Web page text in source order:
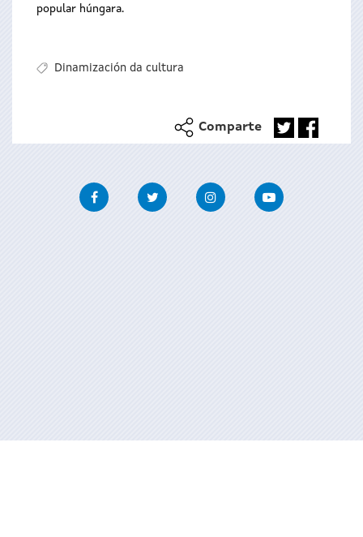
popular húngara.
Dinamización da cultura
Comparte
FacebookTwitter InstagramYoutube